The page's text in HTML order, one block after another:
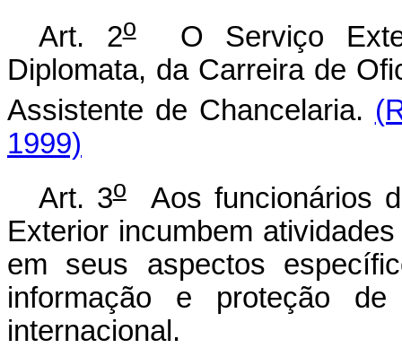
Art. 2oO Serviço
Diplomata, da Carreira de
Assistente de Chancelaria.
1999)
Art. 3oAos funcionários
Exterior incumbem
em seus aspectos
informação e proteção
internacional.